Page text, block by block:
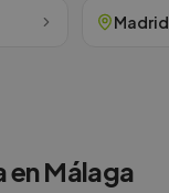
Madrid
enMálaga